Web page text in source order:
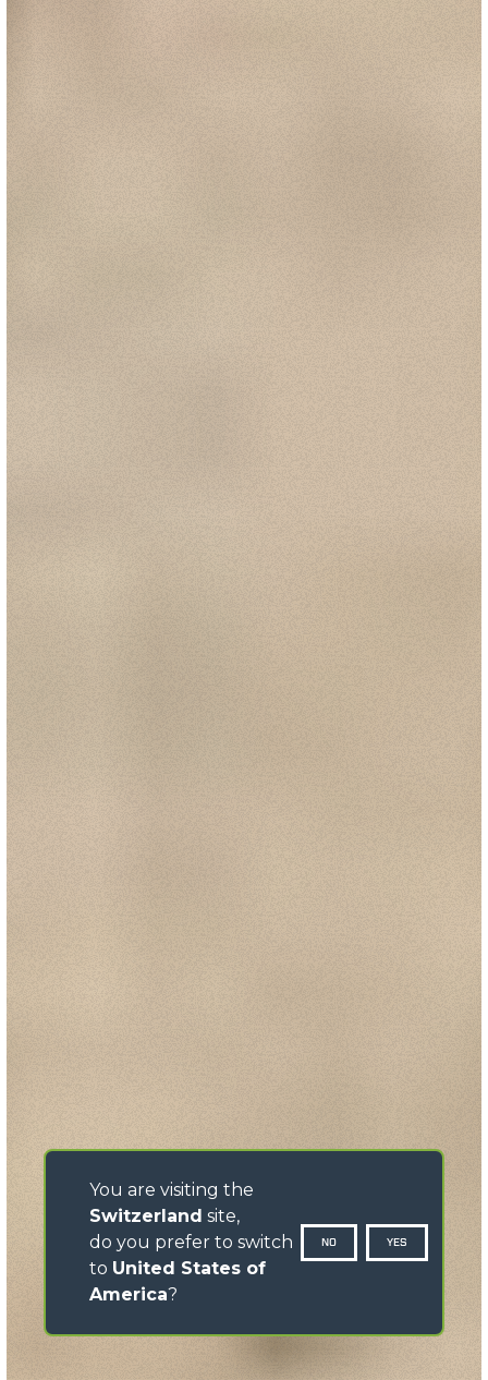
You are visiting the
Switzerland site,
do you prefer to switch
to United States of
America?
NO YES